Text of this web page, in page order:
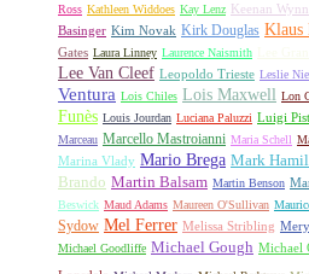
Ross Kathleen Widdoes Kay Lenz Keenan Wynn
Basinger Kim Novak Kirk Douglas Klaus
Gates Laura Linney Laurence Naismith
Lee Van Cleef Leopoldo Trieste Leslie
Ventura Lois Chiles Lois Maxwell Lon
Funès Louis Jourdan Luciana Paluzzi Luigi
Marceau Marcello Mastroianni Maria Schell
Marina Vlady Mario Brega Mark
Brando Martin Balsam Martin Benson
Beswick Maud Adams Maureen O'Sullivan
Sydow Mel Ferrer Melissa Stribling
Michael Goodliffe Michael Gough Michael